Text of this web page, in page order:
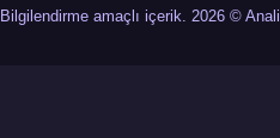
Bilgilendirme amaçlı içerik. 2026 ©